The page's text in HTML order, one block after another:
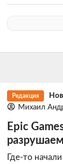
Редакция
Михаил
Epic
Где-то